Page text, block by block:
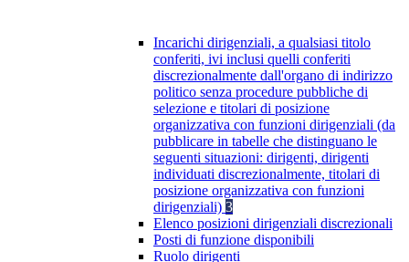
Incarichi dirigenziali, a qualsiasi titolo
conferiti, ivi inclusi quelli conferiti
discrezionalmente dall'organo di indirizzo
politico senza procedure pubbliche di
selezione e titolari di posizione
organizzativa con funzioni dirigenziali (da
pubblicare in tabelle che distinguano le
seguenti situazioni: dirigenti, dirigenti
individuati discrezionalmente, titolari di
posizione organizzativa con funzioni
dirigenziali) 3
Elenco posizioni dirigenziali discrezionali
Posti di funzione disponibili
Ruolo dirigenti